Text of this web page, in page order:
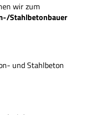
wir zum
Stahlbetonbauer
und Stahlbeton